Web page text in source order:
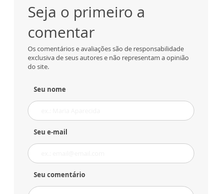
Seja o primeiro a
comentar
Os comentários e avaliações são de responsabilidade
exclusiva de seus autores e não representam a opinião
do site.
Seu nome
Seu e-mail
Seu comentário